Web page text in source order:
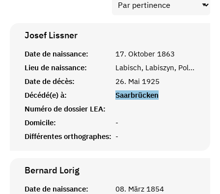
Josef Lissner
Date de naissance:
17. Oktober 1863
Lieu de naissance:
Labisch, Labiszyn, Polen
Date de décès:
26. Mai 1925
Décédé(e) à:
Saarbrücken
Numéro de dossier LEA:
Domicile:
-
Différentes orthographes: -
Bernard Lorig
Date de naissance:
08. März 1854